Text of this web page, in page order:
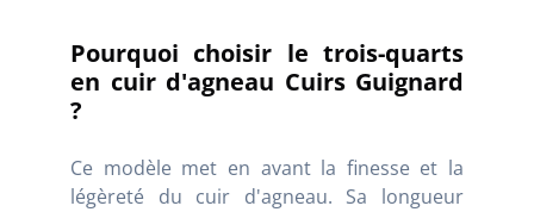
Pourquoi choisir le trois-quarts
en cuir d'agneau Cuirs Guignard
?
Ce modèle met en avant la finesse et la
légèreté du cuir d'agneau. Sa longueur